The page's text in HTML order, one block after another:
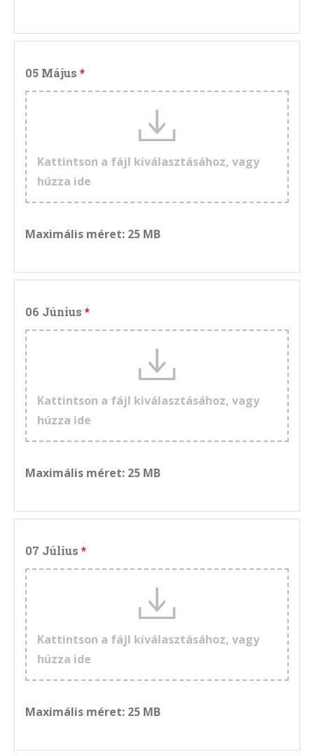
05 Május
Kattintson a fájl kiválasztásához, vagy
húzza ide
Maximális méret: 25 MB
06 Június
Kattintson a fájl kiválasztásához, vagy
húzza ide
Maximális méret: 25 MB
07 Július
Kattintson a fájl kiválasztásához, vagy
húzza ide
Maximális méret: 25 MB